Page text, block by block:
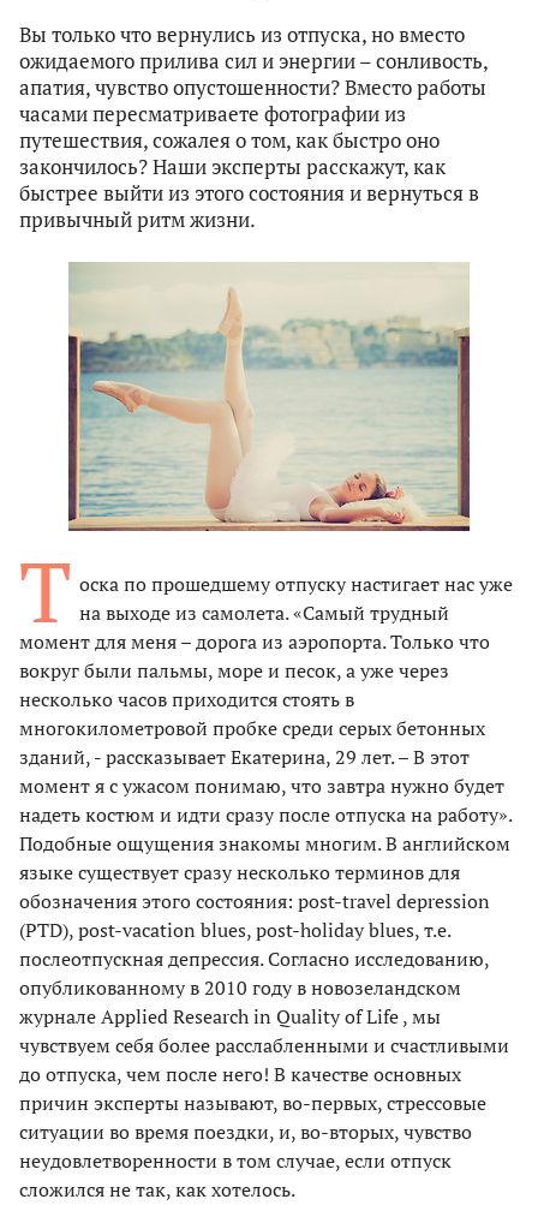
Вы только что вернулись из отпуска, но вместо
ожидаемого прилива сил и энергии – сонливость,
апатия, чувство опустошенности? Вместо работы
часами пересматриваете фотографии из
путешествия, сожалея о том, как быстро оно
закончилось? Наши эксперты расскажут, как
быстрее выйти из этого состояния и вернуться в
привычный ритм жизни.
Т оска по прошедшему отпуску настигает нас уже
на выходе из самолета. «Самый трудный
момент для меня – дорога из аэропорта. Только что
вокруг были пальмы, море и песок, а уже через
несколько часов приходится стоять в
многокилометровой пробке среди серых бетонных
зданий, - рассказывает Екатерина, 29 лет. – В этот
момент я с ужасом понимаю, что завтра нужно будет
надеть костюм и идти сразу после отпуска на работу».
Подобные ощущения знакомы многим. В английском
языке существует сразу несколько терминов для
обозначения этого состояния: post-travel depression
(PTD), post-vacation blues, post-holiday blues, т.е.
послеотпускная депрессия. Согласно исследованию,
опубликованному в 2010 году в новозеландском
журнале Applied Research in Quality of Life , мы
чувствуем себя более расслабленными и счастливыми
до отпуска, чем после него! В качестве основных
причин эксперты называют, во-первых, стрессовые
ситуации во время поездки, и, во-вторых, чувство
неудовлетворенности в том случае, если отпуск
сложился не так, как хотелось.